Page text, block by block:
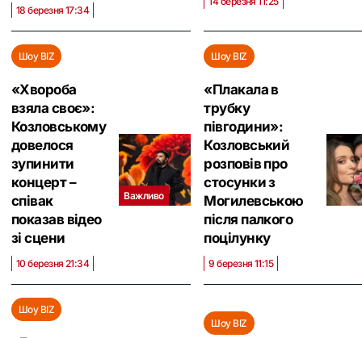
18 березня 17:34
Важливо
Шоу BIZ
«Хвороба
взяла своє»:
Козловському
довелося
зупинити
концерт –
співак
показав відео
зі сцени
10 березня 21:34
Шоу BIZ
«Плакала в
трубку
півгодини»:
Козловський
розповів про
стосунки з
Могилевською
після палкого
поцілунку
9 березня 11:15
Шоу BIZ
Шоу BIZ